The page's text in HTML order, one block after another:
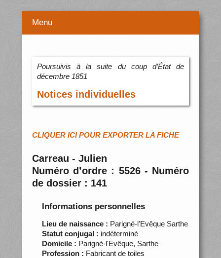
Menu
Poursuivis à la suite du coup d’État de
décembre 1851
Notices individuelles
CLIQUER ICI POUR EXPORTER LA FICHE
Carreau - Julien
Numéro d’ordre : 5526 - Numéro
de dossier : 141
Informations personnelles
Lieu de naissance : Parigné-l'Evêque Sarthe
Statut conjugal : indéterminé
Domicile : Parigné-l'Evêque, Sarthe
Profession : Fabricant de toiles